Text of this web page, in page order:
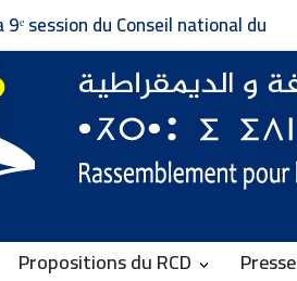
session du Conseil national du
pour la Culture et la Démocratie
Propositions du RCD Presse